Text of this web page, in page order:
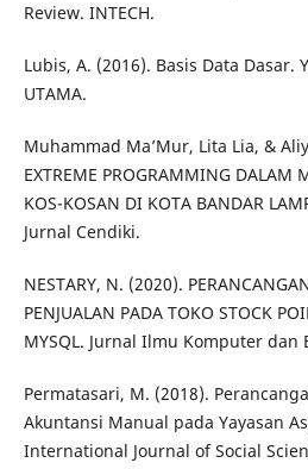
Review. INTECH.
Lubis, A. (2016). Basis Data Dasar.
UTAMA.
Muhammad Ma’Mur, Lita Lia, &
EXTREME PROGRAMMING DALAM
KOS-KOSAN DI KOTA BANDAR
Jurnal Cendiki.
NESTARY, N. (2020).
PENJUALAN PADA TOKO STOCK
MYSQL. Jurnal Ilmu Komputer dan
Permatasari, M. (2018).
Akuntansi Manual pada Yayasan
International Journal of Social